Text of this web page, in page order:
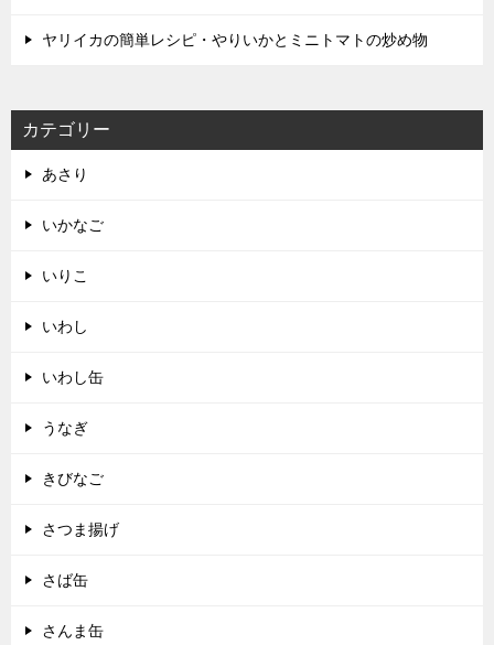
ヤリイカの簡単レシピ・やりいかとミニトマトの炒め物
カテゴリー
あさり
いかなご
いりこ
いわし
いわし缶
うなぎ
きびなご
さつま揚げ
さば缶
さんま缶